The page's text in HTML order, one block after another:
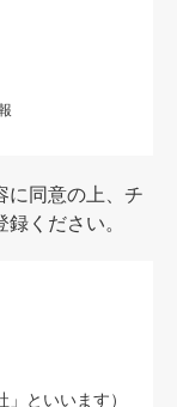
に同意の上、チ
ください。
といいます）